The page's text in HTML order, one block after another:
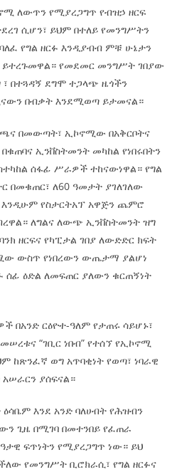
ለውጥን የሚያረጋግጥ የብዝኃ ዘርፍ
ሲሆን፣ ይህም በተለይ የመንግሥትን
የግል ዘርፉ እንዲያብብ ምቹ ሁኔታን
ይተረጉመዋል። የመደመር መንግሥት ገበያው
፣ በተጓዳኝ ደግሞ ተጋላጭ ዜጎችን
በብቃት እንደሚወጣ ይታመናል።
ጫና በመውጣት፣ ኢኮኖሚው በአቅርቦትና
ኢንቨስትመንት መካከል የነበሩበትን
ሰፋፊ ሥራዎች ተከናውነዋል። የግል
በመቁጠር፣ ለ60 ዓመታት ያገለገለው
እንዲሁም የስታርትአፕ አዋጅን ጨምሮ
ለግልና ለውጭ ኢንቨስትመንት ዝግ
ዘርፍና የካፒታል ገበያ ለውድድር ክፍት
ውስጥ የነበረውን ውጤታማ ያልሆነ
ሰፊ ዕድል ለመፍጠር ያለውን ቁርጠኝነት
በአንድ ርዕዮተ-ዓለም የታጠሩ ሳይሆኑ፣
“ገቢር ነበብ” የተሰኘ የኢኮኖሚ
ከጽንፈኛ ወግ አጥባቂነት የወጣ፣ ነባራዊ
አሠራርን ያሰፍናል።
እንደ አንድ ባለሀብት የሕዝብን
ጊዜ በሚገባ በመተንበይ የፈጠራ
ፍጥነትን የሚያረጋግጥ ነው። ይህ
የመንግሥት ቢሮክራሲ፣ የግል ዘርፉና